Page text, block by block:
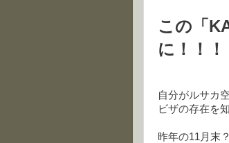
この「
に！！！
自分がルサカ
ビザの存在を
昨年の11月末